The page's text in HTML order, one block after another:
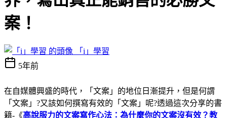
案！
「i」學習
5年前
在自媒體興盛的時代，「文案」的地位日漸提升，但是何謂
「文案」?又該如何撰寫有效的「文案」呢?透過這次分享的書
籍-《高說服力的文案寫作心法：為什麼你的文案沒有效？教